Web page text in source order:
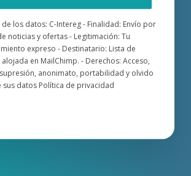
los datos: C-Intereg - Finalidad: Envío por
noticias y ofertas - Legitimación: Tu
expreso - Destinatario: Lista de
en MailChimp. - Derechos: Acceso,
anonimato, portabilidad y olvido
sus datos Política de privacidad